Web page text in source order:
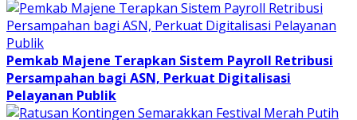
Pemkab Majene Terapkan Sistem Payroll Retribusi
Persampahan bagi ASN, Perkuat Digitalisasi
Pelayanan Publik